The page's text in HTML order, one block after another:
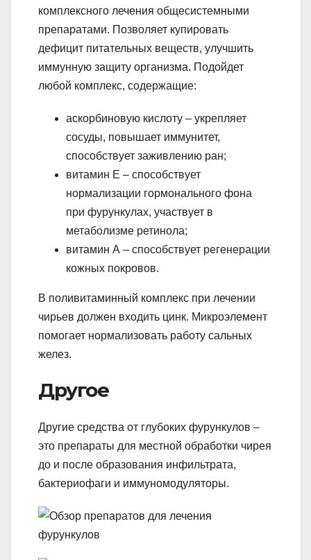
комплексного лечения общесистемными
препаратами. Позволяет купировать
дефицит питательных веществ, улучшить
иммунную защиту организма. Подойдет
любой комплекс, содержащие:
аскорбиновую кислоту – укрепляет
сосуды, повышает иммунитет,
способствует заживлению ран;
витамин Е – способствует
нормализации гормонального фона
при фурункулах, участвует в
метаболизме ретинола;
витамин А – способствует регенерации
кожных покровов.
В поливитаминный комплекс при лечении
чирьев должен входить цинк. Микроэлемент
помогает нормализовать работу сальных
желез.
Другое
Другие средства от глубоких фурункулов –
это препараты для местной обработки чирея
до и после образования инфильтрата,
бактериофаги и иммуномодуляторы.